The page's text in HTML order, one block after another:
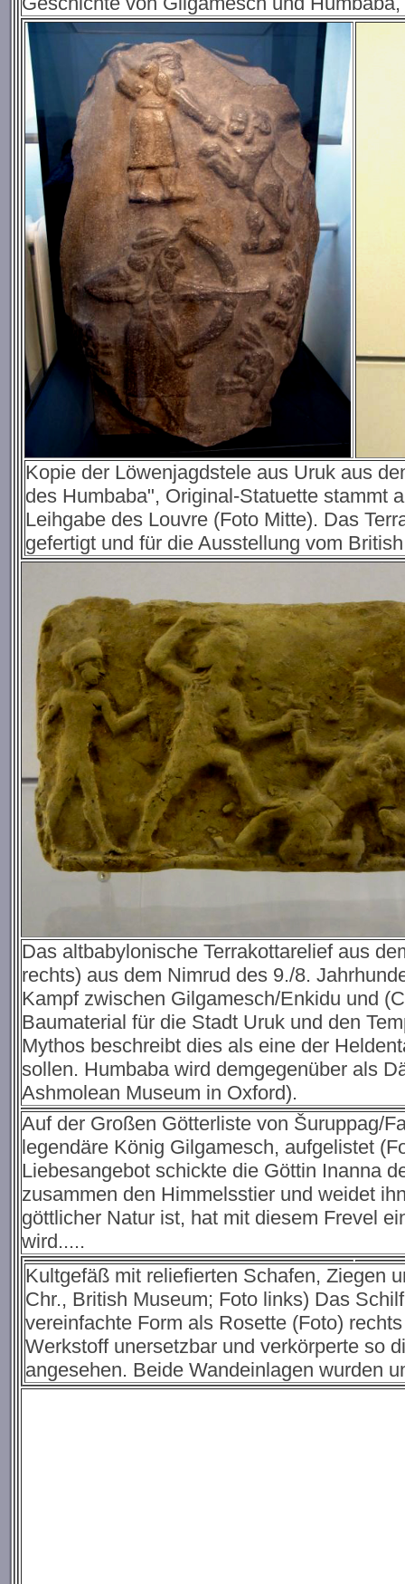
Kopie der Löwenjagdstele aus Uruk aus
des Humbaba", Original-Statuette stammt
Leihgabe des Louvre (Foto Mitte). Das
gefertigt und für die Ausstellung vom
Das altbabylonische Terrakottarelief aus
rechts) aus dem Nimrud des 9./8.
Kampf zwischen Gilgamesch/Enkidu und
Baumaterial für die Stadt Uruk und den
Mythos beschreibt dies als eine der
sollen. Humbaba wird demgegenüber als
Ashmolean Museum in Oxford).
Auf der Großen Götterliste von Šuruppag/
legendäre König Gilgamesch, aufgelistet
Liebesangebot schickte die Göttin Inanna
zusammen den Himmelsstier und weidet
göttlicher Natur ist, hat mit diesem Frevel
wird.....
Kultgefäß mit reliefierten Schafen, Ziegen
Chr., British Museum; Foto links) Das
vereinfachte Form als Rosette (Foto)
Werkstoff unersetzbar und verkörperte so
angesehen. Beide Wandeinlagen wurden